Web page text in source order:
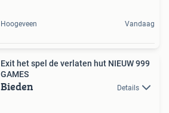
Hoogeveen Vandaag
Exit het spel de verlaten hut NIEUW 999
GAMES
Bieden Details